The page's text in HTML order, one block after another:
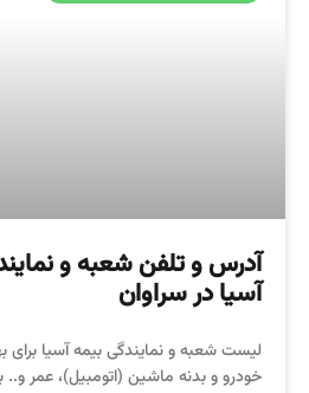
آدرس و تلفن شعبه و
آسیا در سراوان
لیست شعبه و نمایندگی بیمه آسیا
خودرو و بدنه ماشین (اتومبیل)، عمر